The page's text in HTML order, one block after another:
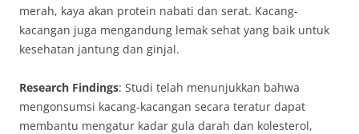
merah, kaya akan protein nabati dan serat. Kacang-
kacangan juga mengandung lemak sehat yang baik untuk
kesehatan jantung dan ginjal.
Research Findings: Studi telah menunjukkan bahwa
mengonsumsi kacang-kacangan secara teratur dapat
membantu mengatur kadar gula darah dan kolesterol,